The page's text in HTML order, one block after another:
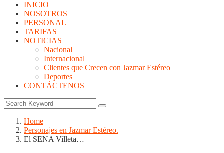
INICIO
NOSOTROS
PERSONAL
TARIFAS
NOTICIAS
Nacional
Internacional
Clientes que Crecen con Jazmar Estéreo
Deportes
CONTÁCTENOS
Home
Personajes en Jazmar Estéreo.
El SENA Villeta…